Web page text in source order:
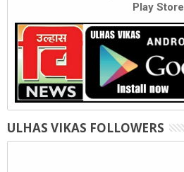
Play Store
ULHAS VIKAS FOLLOWERS